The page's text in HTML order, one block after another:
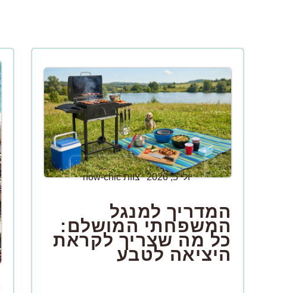
יולי 5, 2026 צוות now-chic
המדריך למנגל
המשפחתי המושלם:
כל מה שצריך לקראת
היציאה לטבע